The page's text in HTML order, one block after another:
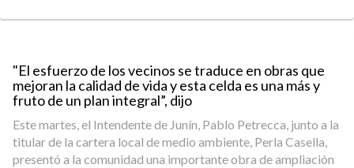
"El esfuerzo de los vecinos se traduce en obras que
mejoran la calidad de vida y esta celda es una más y
fruto de un plan integral”, dijo
Este martes, el Intendente de Junín, Pablo Petrecca, junto a la
titular de la cartera local de medio ambiente, Perla Casella,
presentó a la comunidad una importante obra de ampliación